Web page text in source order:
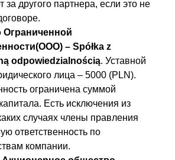
за другого партнера, если это не
– Spółka z
odpowiedzialnością. Уставной
лица – 5000 (PLN).
ограничена суммой
Есть исключения из
случаях члены правления
ответственность по
компании.